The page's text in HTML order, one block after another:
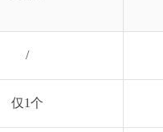
/
仅1个